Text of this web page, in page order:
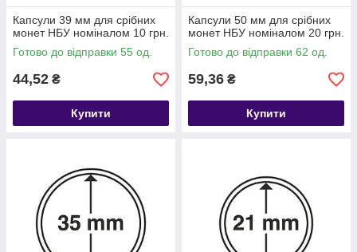
Капсули 39 мм для срібних
монет НБУ номіналом 10 грн.
Готово до відправки 55 од.
44,52 ₴
Купити
Капсули 50 мм для срібних
монет НБУ номіналом 20 грн.
Готово до відправки 62 од.
59,36 ₴
Купити